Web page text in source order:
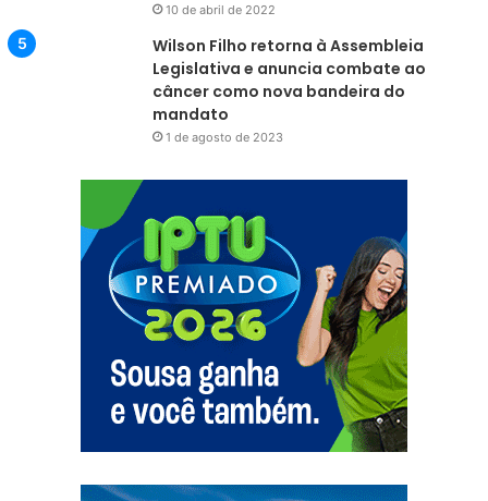
10 de abril de 2022
Wilson Filho retorna à Assembleia
Legislativa e anuncia combate ao
câncer como nova bandeira do
mandato
1 de agosto de 2023